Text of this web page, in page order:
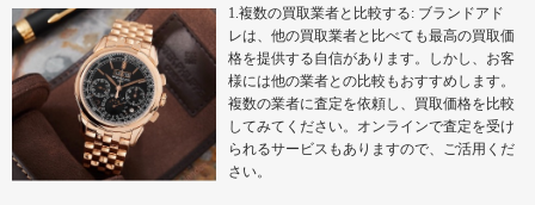
1.複数の買取業者と比較する: ブランドアド
レは、他の買取業者と比べても最高の買取価
格を提供する自信があります。しかし、お客
様には他の業者との比較もおすすめします。
複数の業者に査定を依頼し、買取価格を比較
してみてください。オンラインで査定を受け
られるサービスもありますので、ご活用くだ
さい。